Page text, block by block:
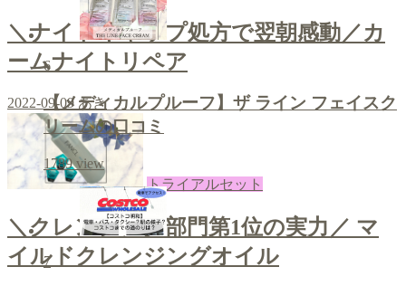
＼ナイトキャップ処方で翌朝感動／カ
ームナイトリペア
2022-09-09 あき
トライアルセット
＼クレンジング部門第1位の実力／ マ
イルドクレンジングオイル
6
【メディカルプルーフ】ザ ライン フェイスク
リームの口コミ
1789view
7